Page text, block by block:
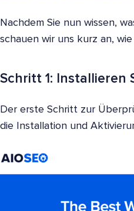
Nachdem Sie nun wissen,
schauen wir uns kurz an,
Schritt 1: Installieren
Der erste Schritt zur
die Installation und